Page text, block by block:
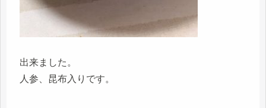
出来ました。
人参、昆布入りです。